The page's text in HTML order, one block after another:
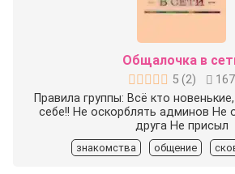
Общалочка в
5 (2)
167
Правила группы: Всё кто
себе!! Не оскорблять админов Не
друга Не присыл
знакомства общение